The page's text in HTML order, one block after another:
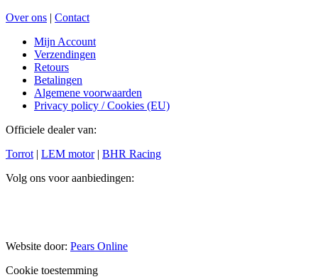
Over ons | Contact
Mijn Account
Verzendingen
Retours
Betalingen
Algemene voorwaarden
Privacy policy / Cookies (EU)
Officiele dealer van:
Torrot | LEM motor| BHR Racing
Volg ons voor aanbiedingen:
Website door: Pears Online
Cookie toestemming